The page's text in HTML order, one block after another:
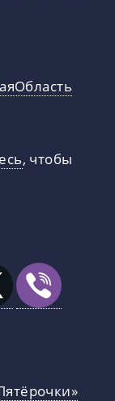
, чтобы